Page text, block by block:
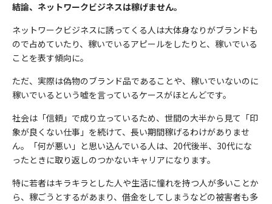
結論、ネットワークビジネスは稼げません。
ネットワークビジネスに誘ってくる人は大体身なりがブランドも
ので占めていたり、稼いでいるアピールをしたりと、稼いでいる
ことを表す傾向に。
ただ、実際は偽物のブランド品であることや、稼いでいないのに
稼いでいるという嘘を言っているケースがほとんどです。
社会は「信頼」で成り立っているため、世間の大半から見て「印
象が良くない仕事」を続けて、長い期間稼げるわけがありませ
ん。「何が悪い」と思い込んでいる人は、20代後半、30代にな
ったときに取り返しのつかないキャリアになります。
特に若者はキラキラとした人や生活に憧れを持つ人が多いことか
ら、稼ごうとするがあまり、借金をしてしまうなどの被害者も多